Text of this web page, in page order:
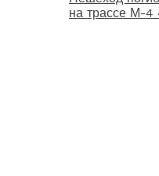
на трассе М-4